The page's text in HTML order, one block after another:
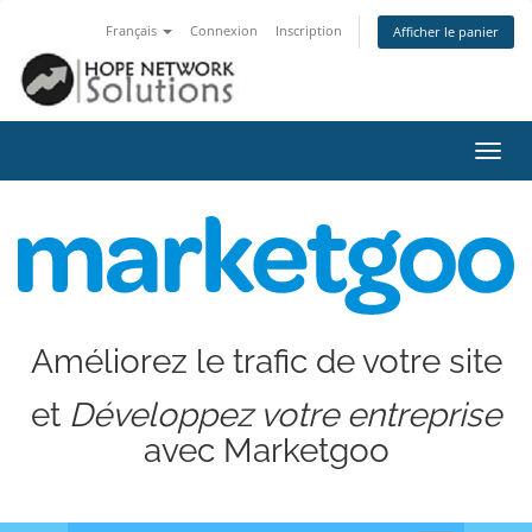
Français Connexion Inscription Afficher le panier
la
Améliorez le trafic de votre site
et Développez votre entreprise
avec Marketgoo